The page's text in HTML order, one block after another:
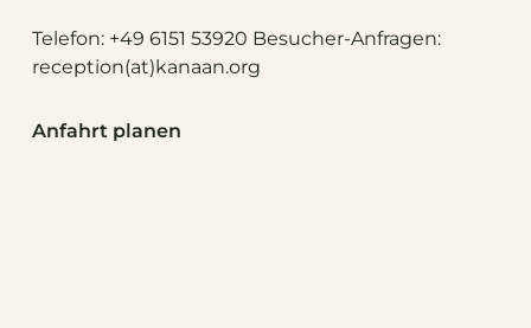
Telefon: +49 6151 53920 Besucher-Anfragen:
reception(at)kanaan.org
Anfahrt planen